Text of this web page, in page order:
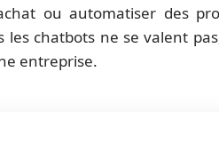
ou automatiser des
les chatbots ne se valent
entreprise.